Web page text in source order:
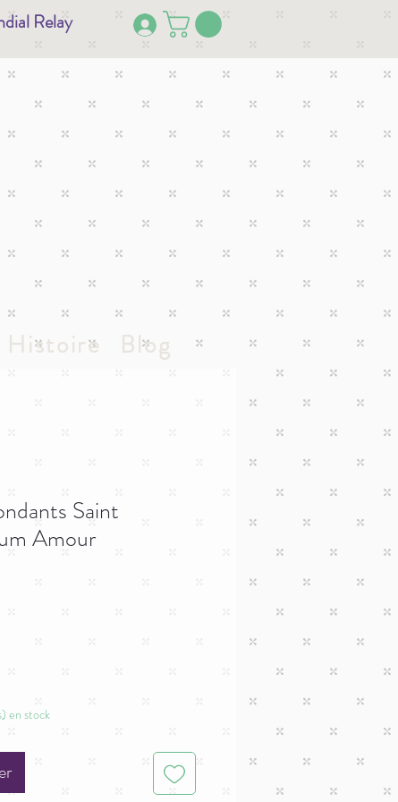
Relay
Saint
Amour
en stock
Histoire Blog